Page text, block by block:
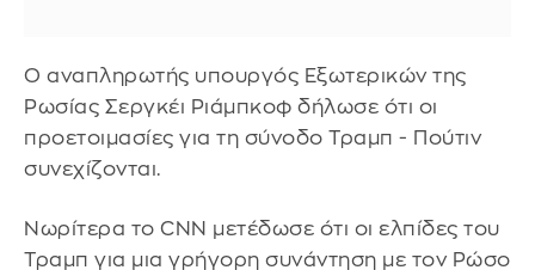
Ο αναπληρωτής υπουργός Εξωτερικών της
Ρωσίας Σεργκέι Ριάμπκοφ δήλωσε ότι οι
προετοιμασίες για τη σύνοδο Τραμπ - Πούτιν
συνεχίζονται.
Νωρίτερα το CNN μετέδωσε ότι οι ελπίδες του
Τραμπ για μια γρήγορη συνάντηση με τον Ρώσο